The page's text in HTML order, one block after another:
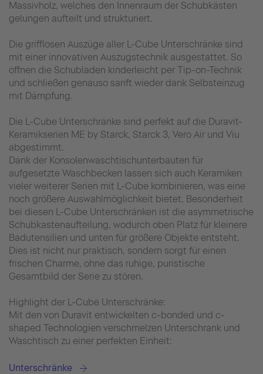
Massivholz, welches den Innenraum der Schubkästen
gelungen aufteilt und strukturiert.
Die grifflosen Auszüge aller L-Cube Unterschränke sind
mit einer innovativen Auszugstechnik ausgestattet. So
öffnen die Schubladen kinderleicht per Tip-on-Technik
und schließen genauso sanft wieder dank Selbsteinzug
mit Dämpfung.
Die L-Cube Unterschränke sind perfekt auf die Duravit-
Keramikserien ME by Starck, Starck 3, Vero Air und Viu
abgestimmt.
Dank der Konsolenwaschtischunterbauten für
aufgesetzte Waschbecken lassen sich auch Keramiken
vieler weiterer Serien mit L-Cube kombinieren, was eine
noch größere Auswahlmöglichkeit bietet. Besonderheit
bei diesen L-Cube Unterschränken ist die asymmetrische
Schubkastenaufteilung, wodurch oben Platz für kleinere
Badutensilien und unten für größere Objekte entsteht.
Dies ist nicht nur praktisch, sondern sorgt für einen
frischen Charme, ohne das ruhige, puristische
Gesamtbild der Serie zu stören.
Highlight der L-Cube Unterschränke:
Mit den von Duravit entwickelten c-bonded und c-
shaped Technologien verschmelzen Unterschrank und
Waschtisch zu einer perfekten Einheit:
Unterschränke